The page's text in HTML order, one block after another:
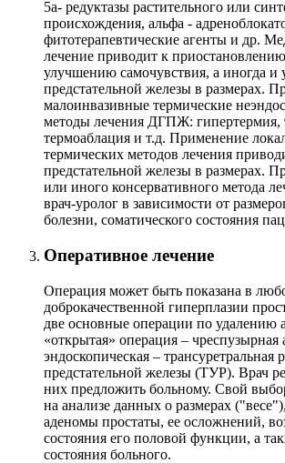
5а- редуктазы растительного или
происхождения, альфа -
фитотерапевтические агенты и др.
лечение приводит к
улучшению самочувствия, а иногда
предстательной железы в размерах.
малоинвазивные термические
методы лечения ДГПЖ: гипертермия,
термоаблация и т.д. Применение
термических методов лечения
предстательной железы в размерах.
или иного консервативного метода
врач-уролог в зависимости от
болезни, соматического состояния
Оперативное лечение
Операция может быть показана в
доброкачественной гиперплазии
две основные операции по удалению
«открытая» операция –
эндоскопическая – трансуретральная
предстательной железы (ТУР). Врач
них предложить больному. Свой
на анализе данных о размерах
аденомы простаты, ее осложнений,
состояния его половой функции, а
состояния больного.